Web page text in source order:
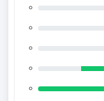
0
0
0
0
0